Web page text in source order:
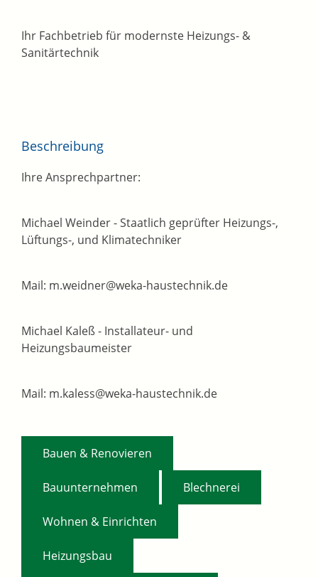
Ihr Fachbetrieb für modernste Heizungs- &
Sanitärtechnik
Beschreibung
Ihre Ansprechpartner:
Michael Weinder - Staatlich geprüfter Heizungs-,
Lüftungs-, und Klimatechniker
Mail: m.weidner@weka-haustechnik.de
Michael Kaleß - Installateur- und
Heizungsbaumeister
Mail: m.kaless@weka-haustechnik.de
Bauen & Renovieren
Bauunternehmen Blechnerei
Wohnen & Einrichten
Heizungsbau